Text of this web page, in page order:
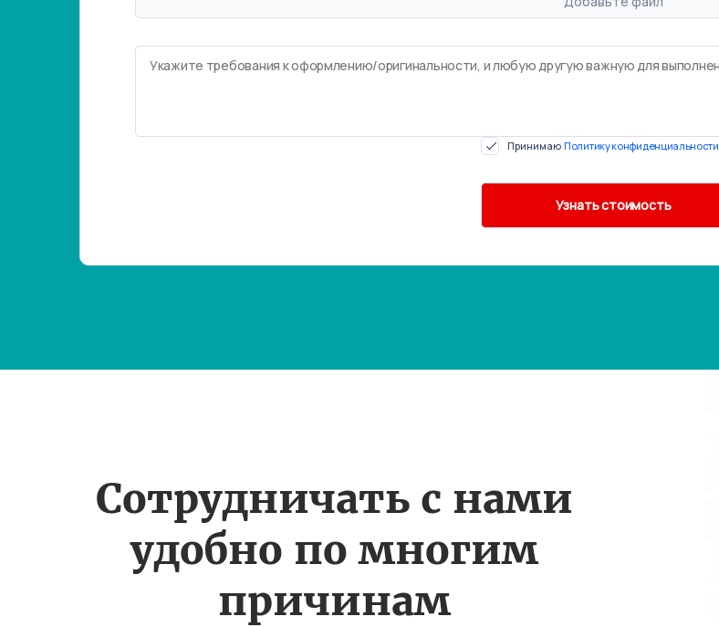
Принимаю Политику конфиденциальности
Сотрудничать с нами
удобно по многим
причинам